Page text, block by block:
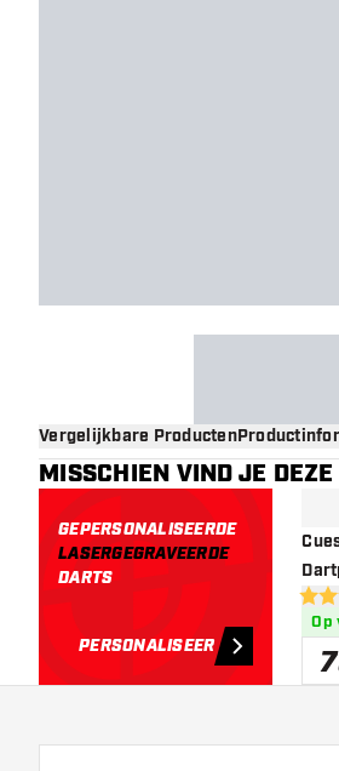
Vergelijkbare Producten
MISSCHIEN VIND JE
GEPERSONALISEERDE
LASERGEGRAVEERDE
DARTS
PERSONALISEER
5
Op